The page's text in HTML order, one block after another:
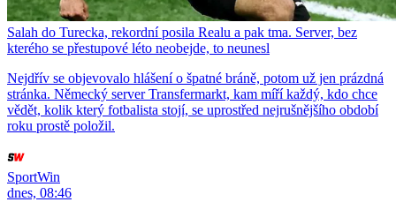
Salah do Turecka, rekordní posila Realu a pak tma. Server, bez
kterého se přestupové léto neobejde, to neunesl
Nejdřív se objevovalo hlášení o špatné bráně, potom už jen prázdná
stránka. Německý server Transfermarkt, kam míří každý, kdo chce
vědět, kolik který fotbalista stojí, se uprostřed nejrušnějšího období
roku prostě položil.
SportWin
dnes, 08:46